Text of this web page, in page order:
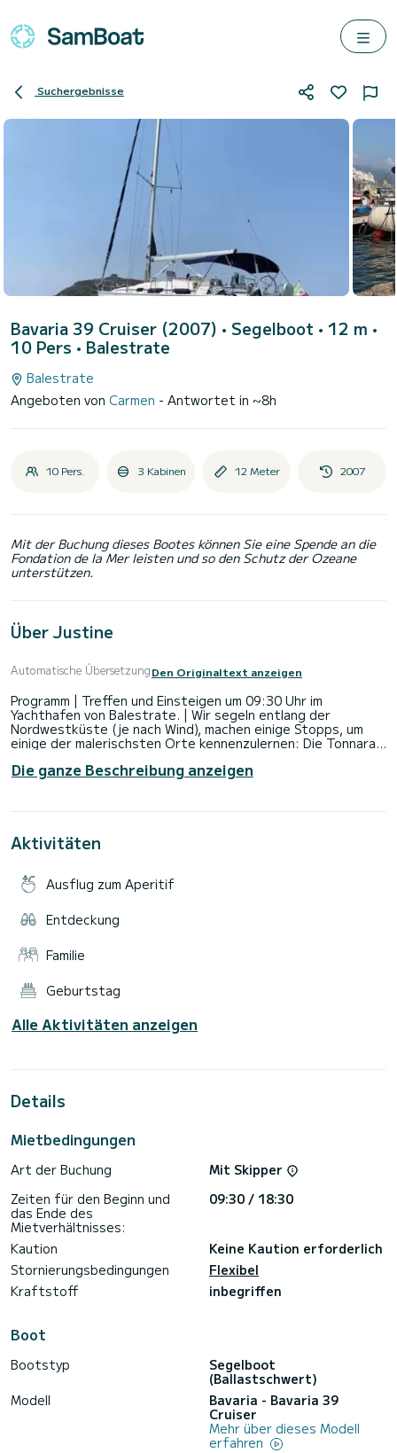
Suchergebnisse
Bavaria 39 Cruiser (2007) • Segelboot • 12 m •
10 Pers • Balestrate
Balestrate
Angeboten von Carmen - Antwortet in ~8h
10 Pers. 3 Kabinen 12 Meter 2007
Mit der Buchung dieses Bootes können Sie eine Spende an die
Fondation de la Mer leisten und so den Schutz der Ozeane
unterstützen.
Über Justine
Automatische ÜbersetzungDen Originaltext anzeigen
Programm | Treffen und Einsteigen um 09:30 Uhr im
Yachthafen von Balestrate. | Wir segeln entlang der
Nordwestküste (je nach Wind), machen einige Stopps, um
einige der malerischsten Orte kennenzulernen: Die Tonnara
Buchten des Naturschutzgebiets des Zingaro-Parks. An
Bord wird eine leichte Mahlzeit serviert. | Gegen 16:00 Uhr
Die ganze Beschreibung anzeigen
Aktivitäten
Ausflug zum Aperitif
Entdeckung
Familie
Geburtstag
Alle Aktivitäten anzeigen
Details
Mietbedingungen
Art der Buchung
Mit Skipper
Zeiten für den Beginn und
das Ende des
Mietverhältnisses:
09:30 / 18:30
Kaution
Keine Kaution erforderlich
Stornierungsbedingungen
Flexibel
Kraftstoff
inbegriffen
Boot
Bootstyp
Segelboot
(Ballastschwert)
Modell
Bavaria - Bavaria 39
Cruiser
Mehr über dieses Modell
erfahren